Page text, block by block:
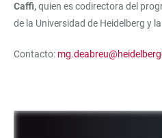
Caffi,quien es codirectora del
de la Universidad de Heidelberg y
Contacto: